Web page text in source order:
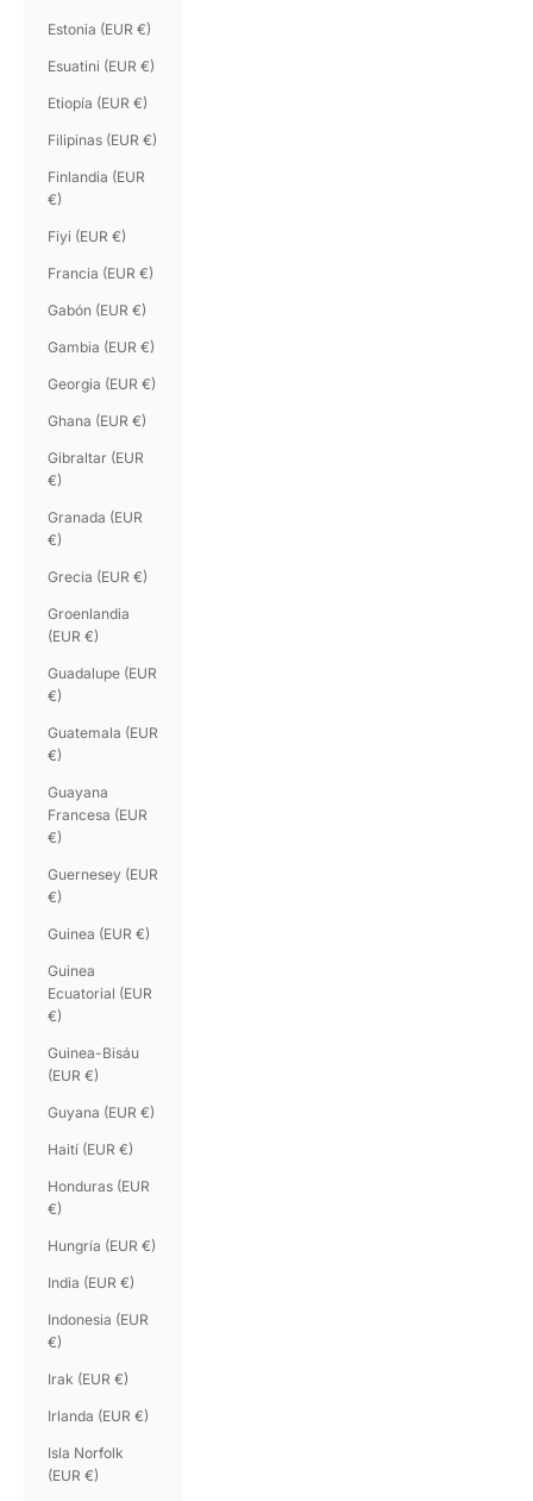
Estonia (EUR €)
Esuatini (EUR €)
Etiopía (EUR €)
Filipinas (EUR €)
Finlandia (EUR
€)
Fiyi (EUR €)
Francia (EUR €)
Gabón (EUR €)
Gambia (EUR €)
Georgia (EUR €)
Ghana (EUR €)
Gibraltar (EUR
€)
Granada (EUR
€)
Grecia (EUR €)
Groenlandia
(EUR €)
Guadalupe (EUR
€)
Guatemala (EUR
€)
Guayana
Francesa (EUR
€)
Guernesey (EUR
€)
Guinea (EUR €)
Guinea
Ecuatorial (EUR
€)
Guinea-Bisáu
(EUR €)
Guyana (EUR €)
Haití (EUR €)
Honduras (EUR
€)
Hungría (EUR €)
India (EUR €)
Indonesia (EUR
€)
Irak (EUR €)
Irlanda (EUR €)
Isla Norfolk
(EUR €)